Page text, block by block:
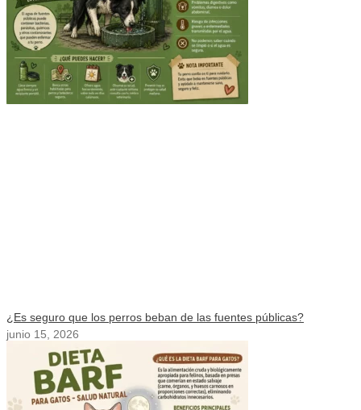
¿Es seguro que los perros beban de las fuentes públicas?
junio 15, 2026